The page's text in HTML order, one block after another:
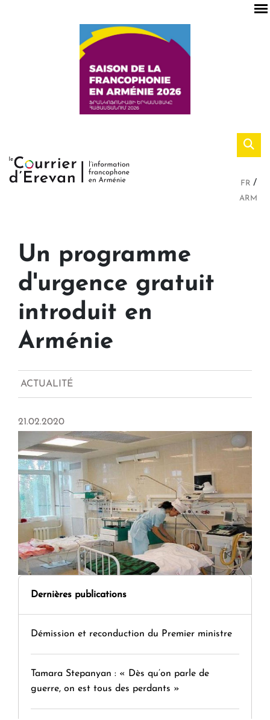
FR
ARM
Un programme
d'urgence gratuit
introduit en
Arménie
ACTUALITÉ
21.02.2020
Dernières publications
Démission et reconduction du Premier ministre
Tamara Stepanyan : « Dès qu’on parle de
guerre, on est tous des perdants »